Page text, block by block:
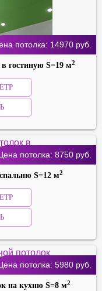
потолка: 14970 руб.
гостиную S=19 м2
потолка: 8750 руб.
S=12 м2
потолка: 5980 руб.
на кухню S=8 м2